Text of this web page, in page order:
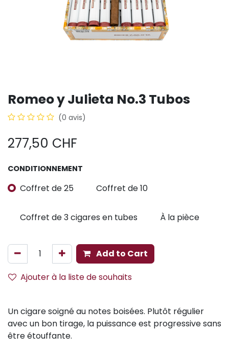
Romeo y Julieta No.3 Tubos
(0 avis)
277,50 CHF
CONDITIONNEMENT
Coffret de 25 Coffret de 10
Coffret de 3 cigares en tubes À la pièce
Add to Cart
Ajouter à la liste de souhaits
Un cigare soigné au notes boisées. Plutôt régulier
avec un bon tirage, la puissance est progressive sans
être étouffante.